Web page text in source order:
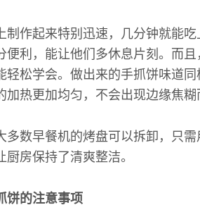
制作起来特别迅速，几分钟就能
便利，能让他们多休息片刻。而
轻松学会。做出来的手抓饼味道
加热更加均匀，不会出现边缘焦糊
多数早餐机的烤盘可以拆卸，只
房保持了清爽整洁。
饼的注意事项